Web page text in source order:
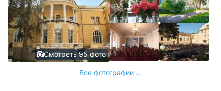
Смотреть 95 фото
Все фотографии ...